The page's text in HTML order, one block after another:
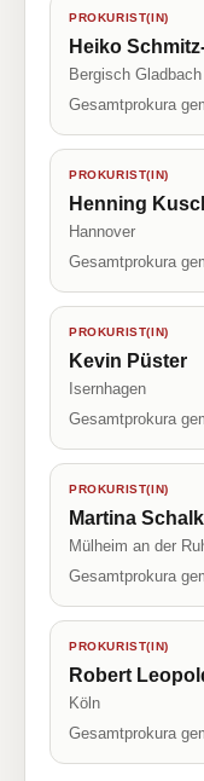
PROKURIST(IN)
Heiko
Bergisch Gladbach
Gesamtprokura
PROKURIST(IN)
Henning
Hannover
Gesamtprokura
PROKURIST(IN)
Kevin Püster
Isernhagen
Gesamtprokura
PROKURIST(IN)
Martina Schalk
Mülheim an der
Gesamtprokura
PROKURIST(IN)
Robert
Köln
Gesamtprokura